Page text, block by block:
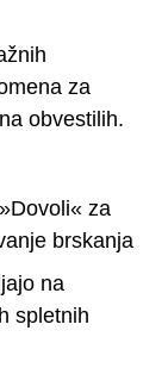
za
obvestilih.
za
brskanja
na
spletnih